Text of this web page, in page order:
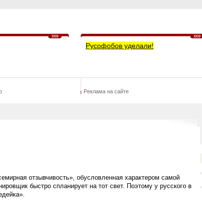
Русофобов уделали!
Реклама на сайте
отзывчивость», обусловленная характером самой
быстро спланирует на тот свет. Поэтому у русского в